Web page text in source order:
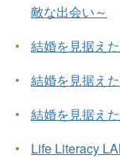
敵な出会い～
• 結婚を見据え
•
結婚を見据え
•
結婚を見据え
•
Life Literacy